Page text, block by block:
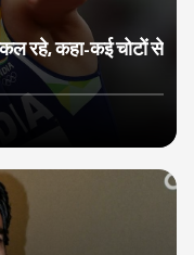
रहे, कहा-कई चोटों से